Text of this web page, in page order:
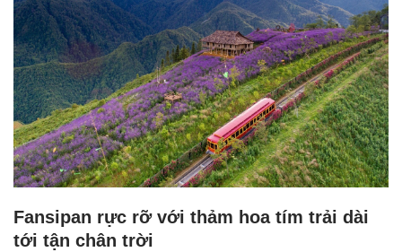
Fansipan rực rỡ với thảm hoa tím trải dài
tới tận chân trời